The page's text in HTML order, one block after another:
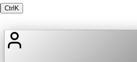
Ctrl K